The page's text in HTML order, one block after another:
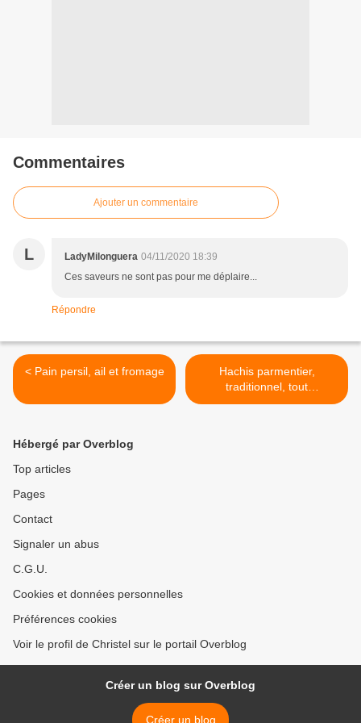
Commentaires
Ajouter un commentaire
L LadyMilonguera 04/11/2020 18:39
Ces saveurs ne sont pas pour me déplaire...
Répondre
< Pain persil, ail et fromage
Hachis parmentier,
traditionnel, tout
simplement ! >
Hébergé par Overblog
Top articles
Pages
Contact
Signaler un abus
C.G.U.
Cookies et données personnelles
Préférences cookies
Voir le profil de Christel sur le portail Overblog
Créer un blog sur Overblog
Créer un blog